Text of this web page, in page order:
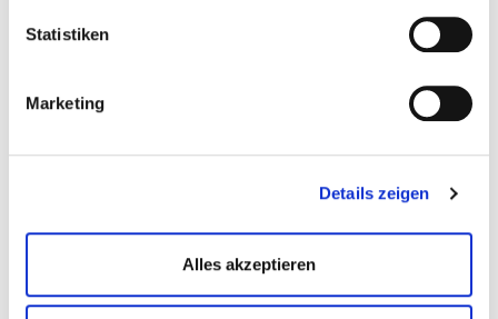
Statistiken
Marketing
Details zeigen
Alles akzeptieren
Zurück